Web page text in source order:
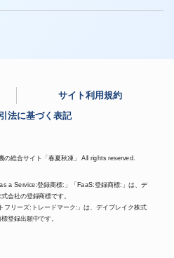
サイト利用規約
法に基づく表記
総合サイト「春夏秋凍」 All rights reserved.
a Service:登録商標:」「FaaS:登録商標:」は、デ
会社の登録商標です。
フリーズ:トレードマーク:」は、デイブレイク株式
登録出願中です。